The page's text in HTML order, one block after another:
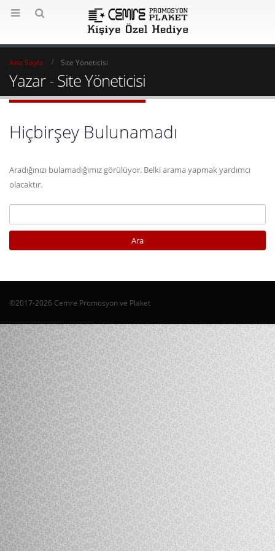
Ana Sayfa Site Yöneticisi
Yazar - Site Yöneticisi
Hiçbirşey Bulunamadı
Aradığınızı bulamadığımız görülüyor. Belki arama yapmak yardımcı
olacaktır.
©2017-2026 Cemre Promosyon ve Plaket